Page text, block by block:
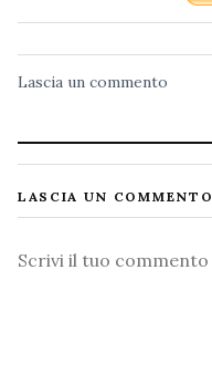
Lascia un commento
LASCIA UN COMMENTO
Commento